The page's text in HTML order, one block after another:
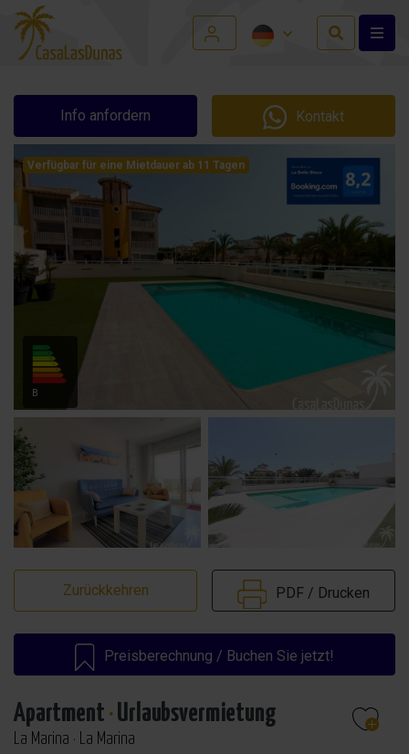
Info anfordern Kontakt
Verfügbar für eine Mietdauer ab 11 Tagen
B
Zurückkehren PDF / Drucken
Preisberechnung / Buchen Sie jetzt!
Apartment ·Urlaubsvermietung
La Marina · La Marina